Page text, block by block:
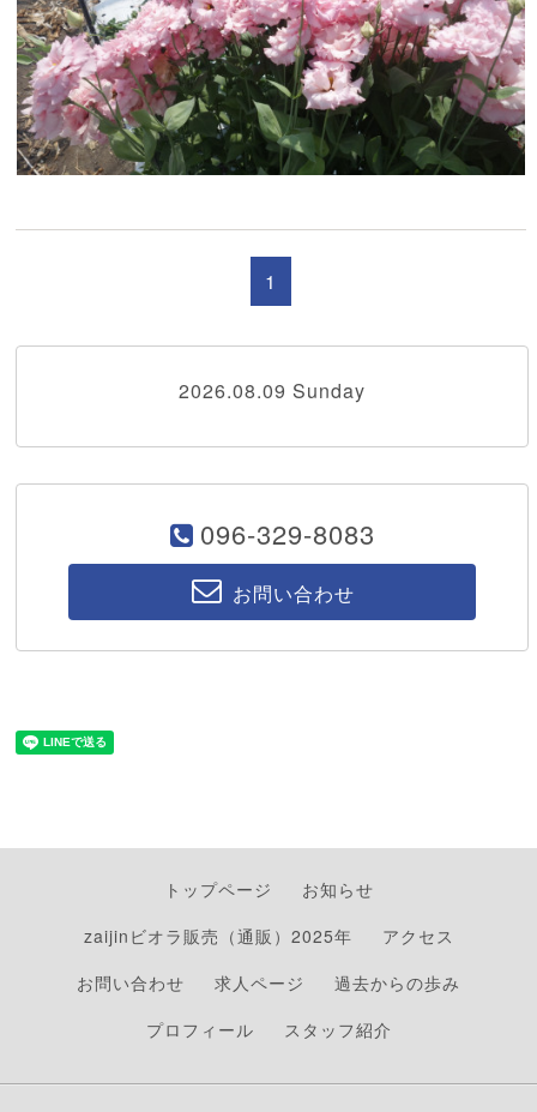
1
2026.08.09 Sunday
096-329-8083
お問い合わせ
トップページ
お知らせ
zaijinビオラ販売（通販）2025年
アクセス
お問い合わせ
求人ページ
過去からの歩み
プロフィール
スタッフ紹介